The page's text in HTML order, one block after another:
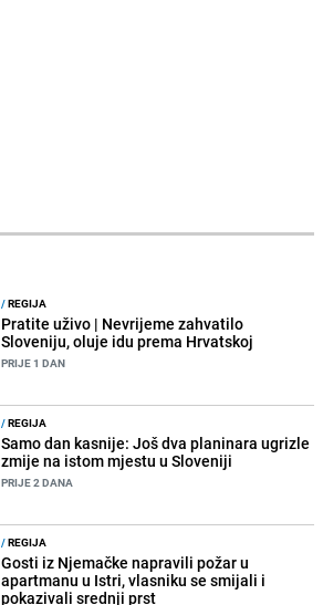
/REGIJA
Pratite uživo | Nevrijeme zahvatilo
Sloveniju, oluje idu prema Hrvatskoj
PRIJE 1 DAN
/REGIJA
Samo dan kasnije: Još dva planinara ugrizle
zmije na istom mjestu u Sloveniji
PRIJE 2 DANA
/REGIJA
Gosti iz Njemačke napravili požar u
apartmanu u Istri, vlasniku se smijali i
pokazivali srednji prst